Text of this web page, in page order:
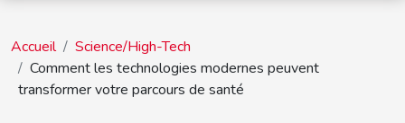
Accueil
Science/High-Tech
Comment les technologies modernes peuvent
transformer votre parcours de santé